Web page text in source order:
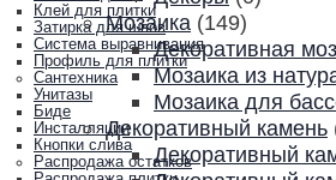
Клей для плитки
Затирка для швов
Система выравнивания
Профиль для плитки
Сантехника
Унитазы
Биде
Инсталляции
Кнопки слива
Распродажа остатков
Мозаика (149)
Декоративная
Мозаика из
Мозаика для
Декоративный камень
Декоративный